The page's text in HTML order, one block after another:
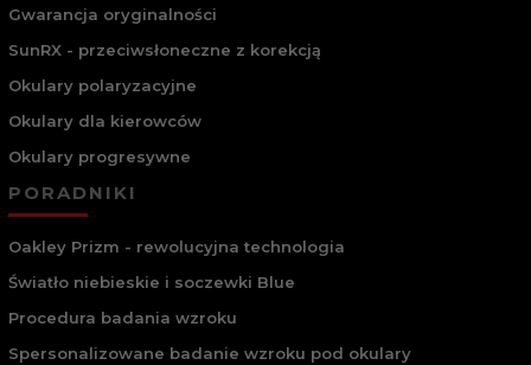
Gwarancja oryginalności
SunRX - przeciwsłoneczne z korekcją
Okulary polaryzacyjne
Okulary dla kierowców
Okulary progresywne
PORADNIKI
Oakley Prizm - rewolucyjna technologia
Światło niebieskie i soczewki Blue
Procedura badania wzroku
Spersonalizowane badanie wzroku pod okulary